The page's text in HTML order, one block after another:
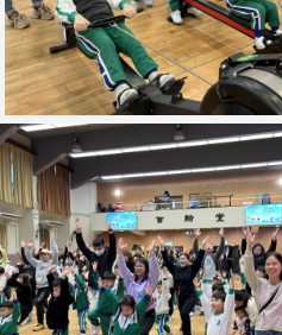
Copy of IMG 8773